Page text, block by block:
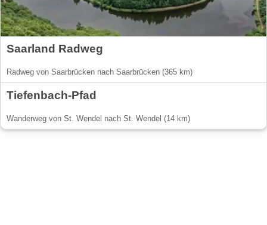
Saarland Radweg
Radweg von Saarbrücken nach Saarbrücken (365 km)
Tiefenbach-Pfad
Wanderweg von St. Wendel nach St. Wendel (14 km)